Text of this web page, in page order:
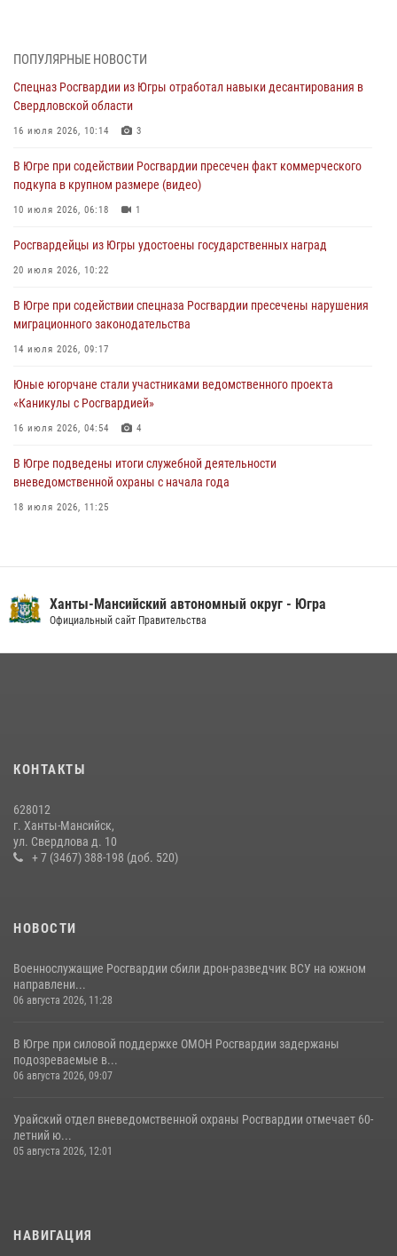
Военнослужащие Росгвардии сбили дрон-разведчик ВСУ на южном
направлении
Офицеры Росгвардии и ветераны войск правопорядка почтили
память генерала армии Ивана Кирилловича Яковлева
В Югре при силовой поддержке ОМОН Росгвардии задержаны
06 августа 2026, 09:07 2 1
Урайский отдел вневедомственной охраны Росгвардии отмечает
05 августа 2026, 12:01 3
ПОПУЛЯРНЫЕ НОВОСТИ
Спецназ Росгвардии из Югры отработал навыки десантирования в
Свердловской области
16 июля 2026, 10:14 3
В Югре при содействии Росгвардии пресечен факт коммерческого
подкупа в крупном размере (видео)
10 июля 2026, 06:18 1
Росгвардейцы из Югры удостоены государственных наград
20 июля 2026, 10:22
В Югре при содействии спецназа Росгвардии пресечены нарушения
миграционного законодательства
14 июля 2026, 09:17
Юные югорчане стали участниками ведомственного проекта
«Каникулы с Росгвардией»
16 июля 2026, 04:54 4
В Югре подведены итоги служебной деятельности
вневедомственной охраны с начала года
18 июля 2026, 11:25
На Урале Росгвардия провела дни открытых дверей и
11 июля 2026, 12:26
Ханты-Мансийский автономный округ - Югра
Официальный сайт Правительства
КОНТАКТЫ
628012
г. Ханты-Мансийск,
ул. Свердлова д. 10
+ 7 (3467) 388-198 (доб. 520)
НОВОСТИ
Военнослужащие Росгвардии сбили дрон-разведчик ВСУ на южном
направлени...
06 августа 2026, 11:28
В Югре при силовой поддержке ОМОН Росгвардии задержаны
подозреваемые в...
06 августа 2026, 09:07
Урайский отдел вневедомственной охраны Росгвардии отмечает 60-
летний ю...
05 августа 2026, 12:01
НАВИГАЦИЯ